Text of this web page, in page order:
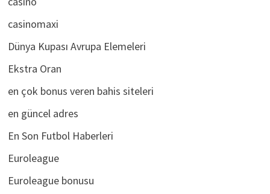
casino
casinomaxi
Dünya Kupası Avrupa Elemeleri
Ekstra Oran
en çok bonus veren bahis siteleri
en güncel adres
En Son Futbol Haberleri
Euroleague
Euroleague bonusu